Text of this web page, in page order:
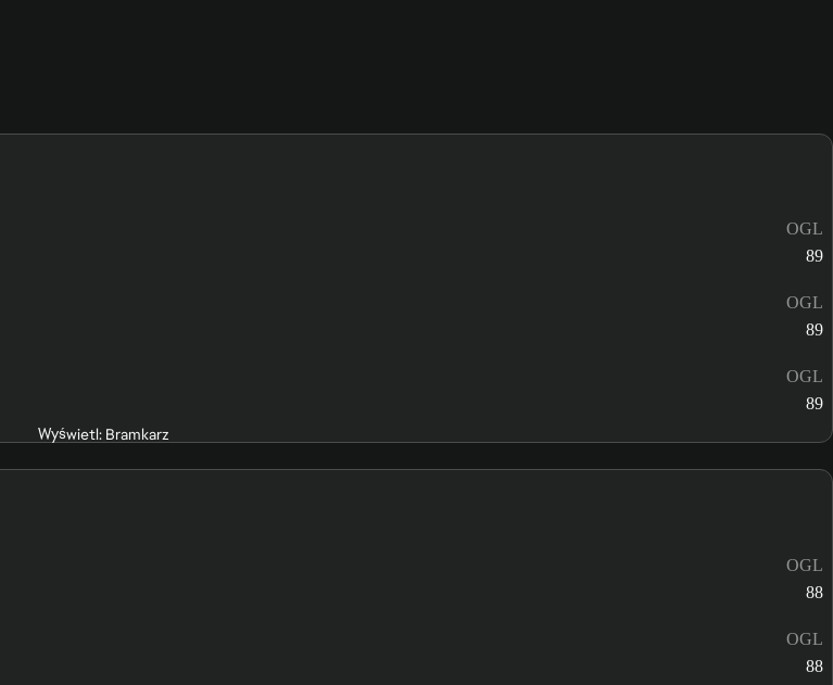
OGL
89
OGL
89
OGL
89
Wyświetl: Bramkarz
OGL
88
OGL
88